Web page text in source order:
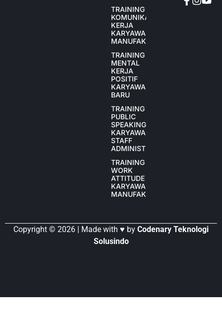
TRAINING
KOMUNIKASI
KERJA
KARYAWAN
MANUFAKTUR
TRAINING
MENTAL
KERJA
POSITIF
KARYAWAN
BARU
TRAINING
PUBLIC
SPEAKING
KARYAWAN
STAFF
ADMINISTRASI
TRAINING
WORK
ATTITUDE
KARYAWAN
MANUFAKTUR
Copyright © 2026 | Made with ♥ by Codenary Teknologi
Solusindo